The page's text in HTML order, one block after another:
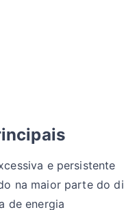
e persistente
na maior parte do
de energia